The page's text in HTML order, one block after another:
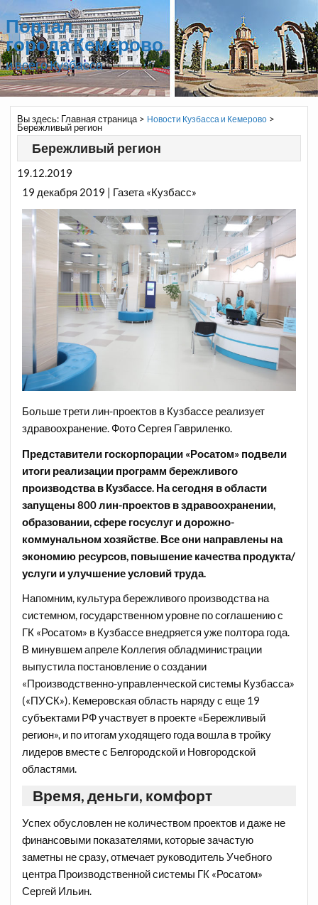
Портал
города Кемерово
и всего Кузбасса
Вы здесь: Главная страница> Новости Кузбасса и Кемерово>
Бережливый регион
Бережливый регион
19.12.2019
19 декабря 2019 | Газета «Кузбасс»
Больше трети лин-проектов в Кузбассе реализует
здравоохранение. Фото Сергея Гавриленко.
Представители госкорпорации «Росатом» подвели
итоги реализации программ бережливого
производства в Кузбассе. На сегодня в области
запущены 800 лин-проектов в здравоохранении,
образовании, сфере госуслуг и дорожно-
коммунальном хозяйстве. Все они направлены на
экономию ресурсов, повышение качества продукта/
услуги и улучшение условий труда.
Напомним, культура бережливого производства на
системном, государственном уровне по соглашению с
ГК «Росатом» в Кузбассе внедряется уже полтора года.
В минувшем апреле Коллегия обладминистрации
выпустила постановление о создании
«Производственно-управленческой системы Кузбасса»
(«ПУСК»). Кемеровская область наряду с еще 19
субъектами РФ участвует в проекте «Бережливый
регион», и по итогам уходящего года вошла в тройку
лидеров вместе с Белгородской и Новгородской
областями.
Время, деньги, комфорт
Успех обусловлен не количеством проектов и даже не
финансовыми показателями, которые зачастую
заметны не сразу, отмечает руководитель Учебного
центра Производственной системы ГК «Росатом»
Сергей Ильин.